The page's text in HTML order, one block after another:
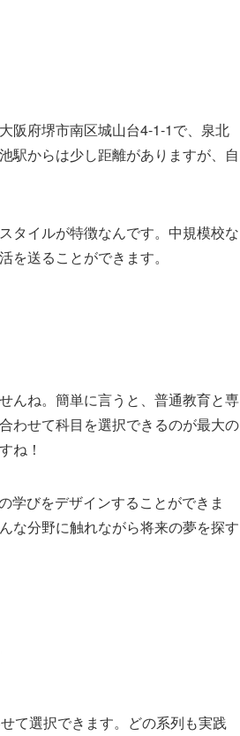
阪府堺市南区城山台4-1-1で、泉北
駅からは少し距離がありますが、自
タイルが特徴なんです。中規模校な
送ることができます。
んね。簡単に言うと、普通教育と専
わせて科目を選択できるのが最大の
ね！
学びをデザインすることができま
な分野に触れながら将来の夢を探す
て選択できます。どの系列も実践